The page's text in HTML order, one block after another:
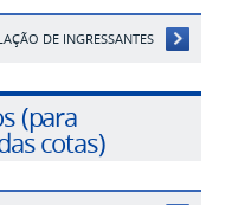
DE INGRESSANTES
(para
cotas)